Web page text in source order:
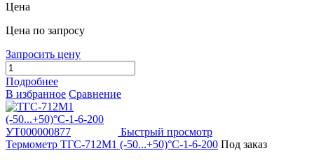
Цена
Цена по запросу
Запросить цену
Подробнее
В избранное Сравнение
Быстрый просмотр
Термометр ТГС-712М1 (-50...+50)°С-1-6-200 Под заказ